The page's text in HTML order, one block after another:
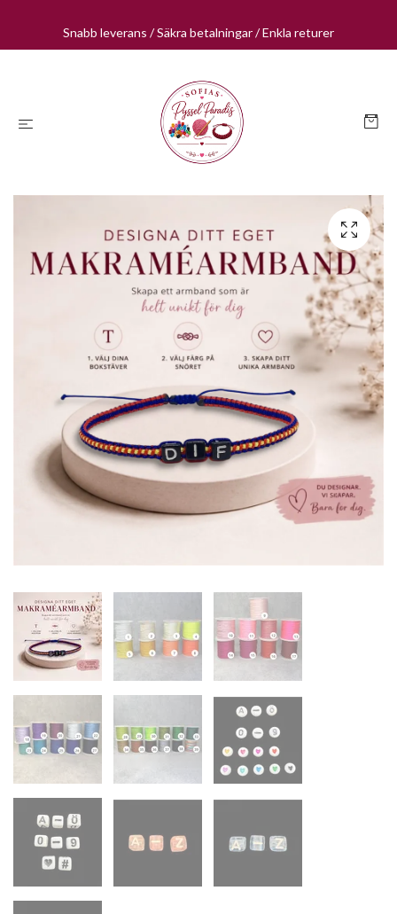
Snabb leverans / Säkra betalningar / Enkla returer